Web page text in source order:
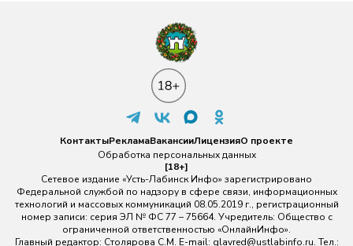
КонтактыРекламаВакансииЛицензияО проекте
Обработка персональных данных
[18+]
Сетевое издание «Усть-Лабинск Инфо» зарегистрировано
Федеральной службой по надзору в сфере связи, информационных
технологий и массовых коммуникаций 08.05.2019 г., регистрационный
номер записи: серия ЭЛ № ФС 77 – 75664. Учредитель: Общество с
ограниченной ответственностью «ОнлайнИнфо».
Главный редактор: Столярова С.М. E-mail: glavred@ustlabinfo.ru. Тел.: